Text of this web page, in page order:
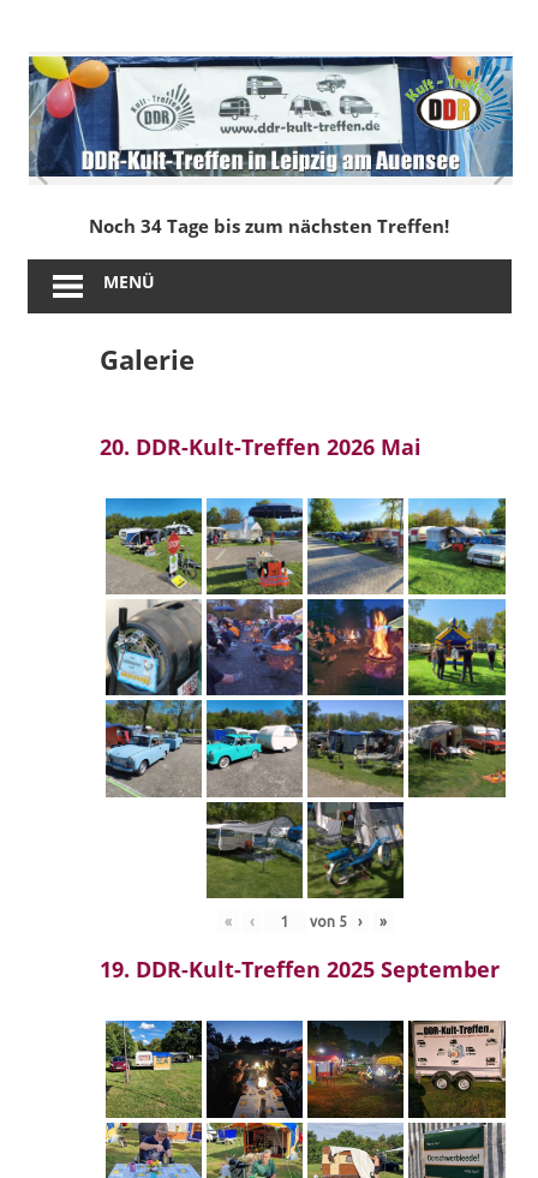
springen
DDR-
Kult-
Treffen
in
Leipzig
am
Noch 34 Tage bis zum nächsten Treffen!
MENÜ
Galerie
20. DDR-Kult-Treffen 2026 Mai
« ‹ von 5 › »
19. DDR-Kult-Treffen 2025 September